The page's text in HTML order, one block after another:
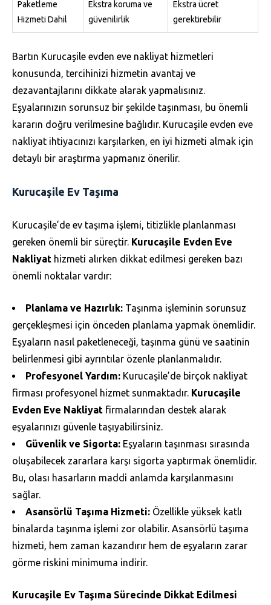
Paketleme
Hizmeti Dahil
Ekstra koruma ve
güvenilirlik
Ekstra ücret
gerektirebilir
Bartın Kurucaşile evden eve nakliyat hizmetleri
konusunda, tercihinizi hizmetin avantaj ve
dezavantajlarını dikkate alarak yapmalısınız.
Eşyalarınızın sorunsuz bir şekilde taşınması, bu önemli
kararın doğru verilmesine bağlıdır. Kurucaşile evden eve
nakliyat ihtiyacınızı karşılarken, en iyi hizmeti almak için
detaylı bir araştırma yapmanız önerilir.
Kurucaşile Ev Taşıma
Kurucaşile’de ev taşıma işlemi, titizlikle planlanması
gereken önemli bir süreçtir. Kurucaşile Evden Eve
Nakliyat hizmeti alırken dikkat edilmesi gereken bazı
önemli noktalar vardır:
Planlama ve Hazırlık: Taşınma işleminin sorunsuz
gerçekleşmesi için önceden planlama yapmak önemlidir.
Eşyaların nasıl paketleneceği, taşınma günü ve saatinin
belirlenmesi gibi ayrıntılar özenle planlanmalıdır.
Profesyonel Yardım: Kurucaşile’de birçok nakliyat
firması profesyonel hizmet sunmaktadır. Kurucaşile
Evden Eve Nakliyat firmalarından destek alarak
eşyalarınızı güvenle taşıyabilirsiniz.
Güvenlik ve Sigorta: Eşyaların taşınması sırasında
oluşabilecek zararlara karşı sigorta yaptırmak önemlidir.
Bu, olası hasarların maddi anlamda karşılanmasını
sağlar.
Asansörlü Taşıma Hizmeti: Özellikle yüksek katlı
binalarda taşınma işlemi zor olabilir. Asansörlü taşıma
hizmeti, hem zaman kazandırır hem de eşyaların zarar
görme riskini minimuma indirir.
Kurucaşile Ev Taşıma Sürecinde Dikkat Edilmesi